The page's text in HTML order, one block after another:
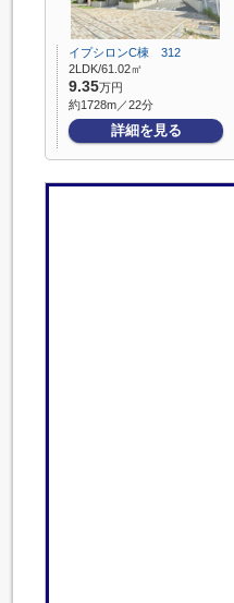
イプシロンC棟 312
2LDK/61.02㎡
9.35万円
約1728m／22分
詳細を見る